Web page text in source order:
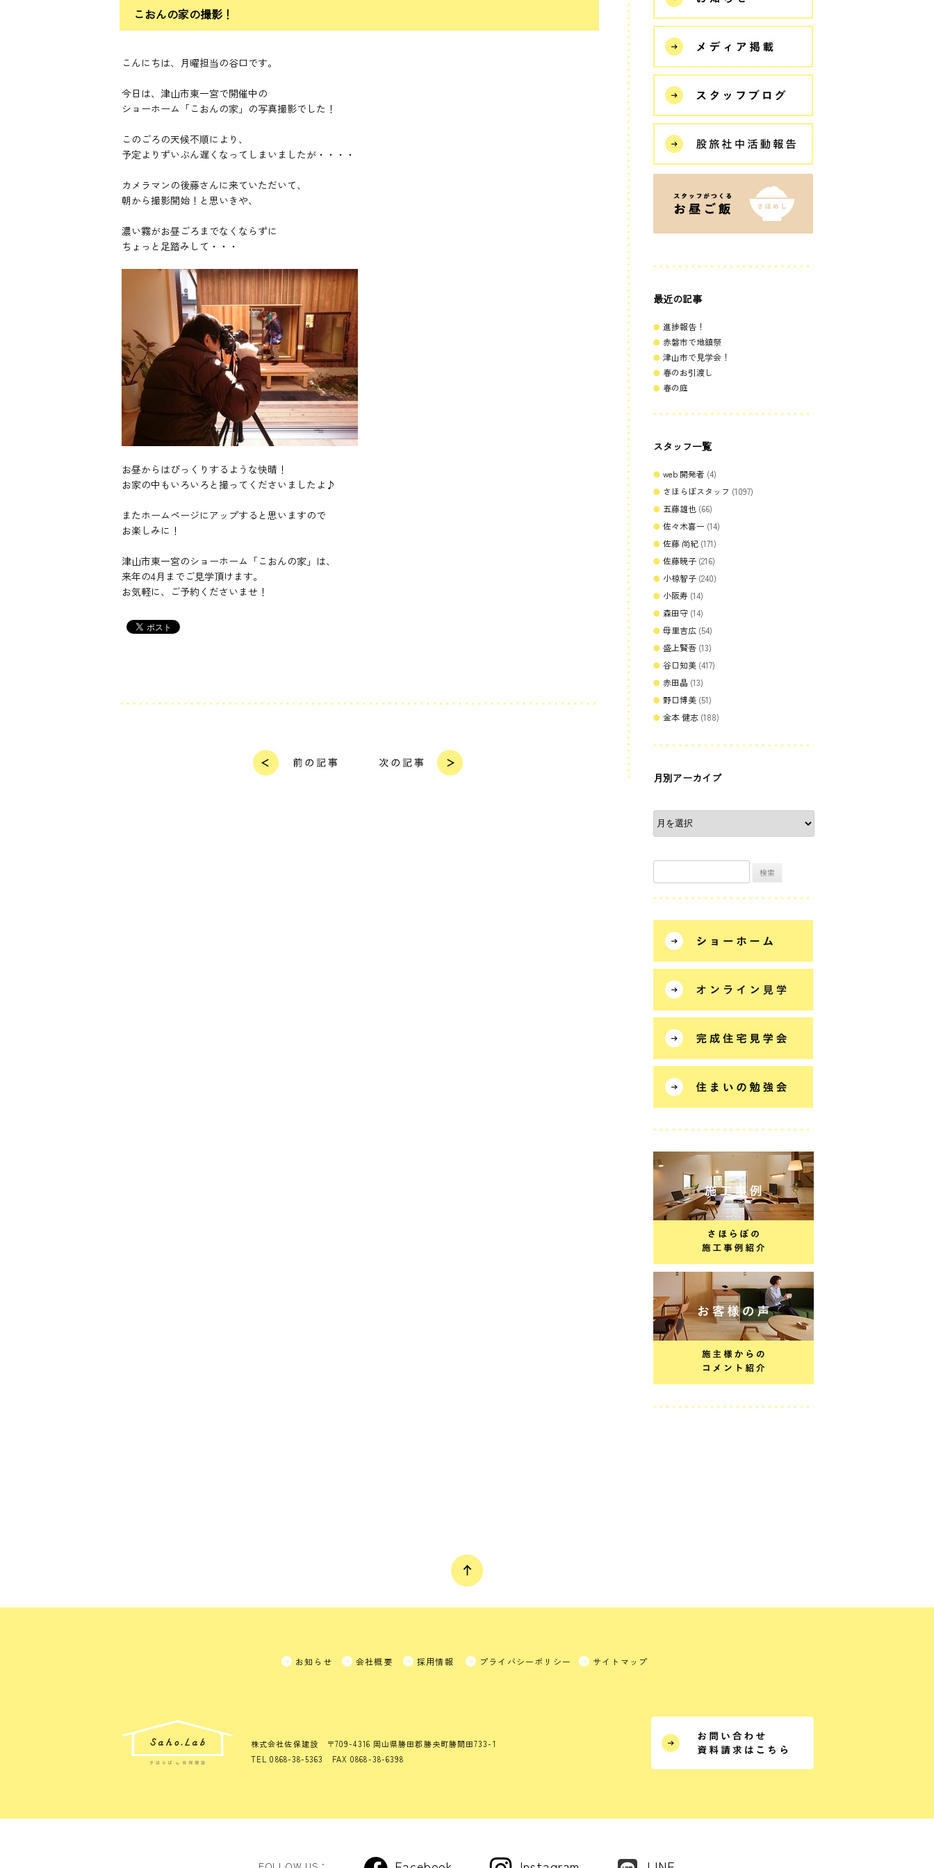
こおんの家の撮影！
こんにちは、月曜担当の谷口です。
今日は、津山市東一宮で開催中の
ショーホーム「こおんの家」の写真撮影でした！
このごろの天候不順により、
予定よりずいぶん遅くなってしまいましたが・・・・
カメラマンの後藤さんに来ていただいて、
朝から撮影開始！と思いきや、
濃い霧がお昼ごろまでなくならずに
ちょっと足踏みして・・・
お昼からはびっくりするような快晴！
お家の中もいろいろと撮ってくださいましたよ♪
またホームページにアップすると思いますので
お楽しみに！
津山市東一宮のショーホーム「こおんの家」は、
来年の4月までご見学頂けます。
お気軽に、ご予約くださいませ！
最近の記事
進捗報告！
赤磐市で地鎮祭
津山市で見学会！
春のお引渡し
春の庭
スタッフ一覧
web 開発者 (4)
さほらぼスタッフ (1097)
五藤雄也 (66)
佐々木喜一 (14)
佐藤 尚紀 (171)
佐藤暁子 (216)
小椋智子 (240)
小阪寿 (14)
森田守 (14)
母里吉広 (54)
盛上賢吾 (13)
谷口知美 (417)
赤田晶 (13)
野口博美 (51)
金本 健志 (188)
月別アーカイブ
お知らせ 会社概要 採用情報 プライバシーポリシー サイトマップ
株式会社佐保建設
〒709-4316 岡山県勝田郡勝央町勝間田733-1
TEL 0868-38-5363 FAX 0868-38-6398